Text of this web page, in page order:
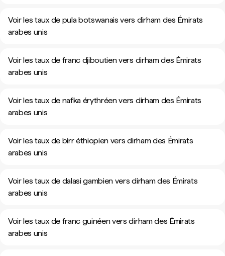
Voir les taux de pula botswanais vers dirham des Émirats
arabes unis
Voir les taux de franc djiboutien vers dirham des Émirats
arabes unis
Voir les taux de nafka érythréen vers dirham des Émirats
arabes unis
Voir les taux de birr éthiopien vers dirham des Émirats
arabes unis
Voir les taux de dalasi gambien vers dirham des Émirats
arabes unis
Voir les taux de franc guinéen vers dirham des Émirats
arabes unis